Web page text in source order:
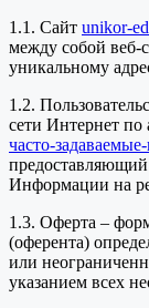
1.1. Сайт unikor-
между собой веб-
уникальному
1.2.
сети Интернет по
часто-
Информации на
1.3. Оферта –
(оферента)
или
указанием всех